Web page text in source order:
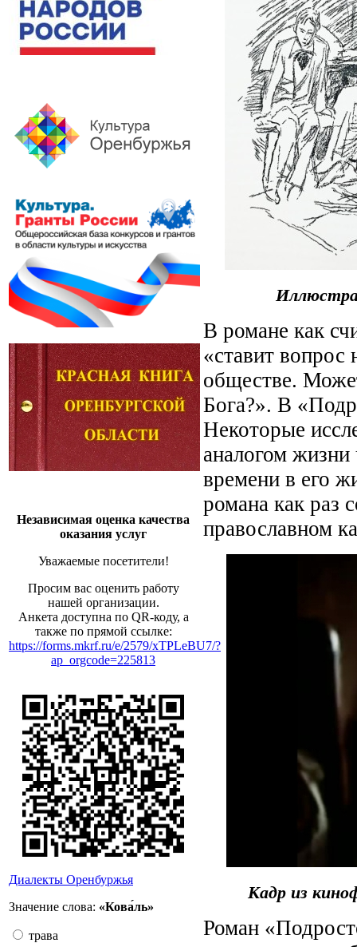
Независимая оценка качества
оказания услуг
Уважаемые посетители!
Просим вас оценить работу
нашей организации.
Анкета доступна по QR-коду, а
также по прямой ссылке:
https://forms.mkrf.ru/e/2579/xTPLeBU7/?
ap_orgcode=225813
Диалекты Оренбуржья
Значение слова: «Кова́ль»
трава
В романе как
«ставит вопрос
обществе.
Бога?». В
Некоторые
аналогом жизни
времени в его
романа как раз
православном
Кадр из
Роман